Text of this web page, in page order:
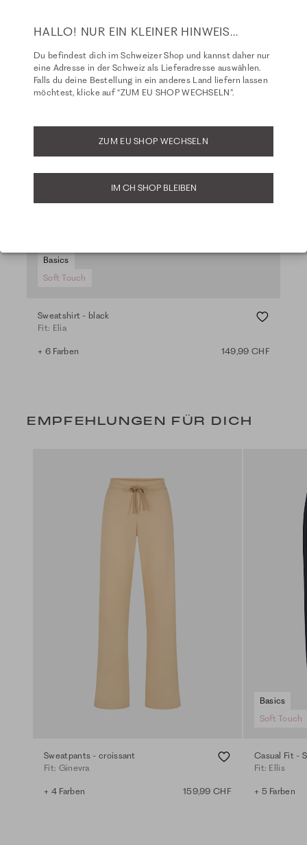
Basics
Soft Touch
Sweatshirt - black
Fit: Elia
+ 6 Farben 149,99 CHF
EMPFEHLUNGEN FÜR DICH
Sweatpants - croissant
Fit: Ginevra
+ 4 Farben 159,99 CHF
Basics
Soft Touch
Casual Fit -
Fit: Ellis
+ 5 Farben
HALLO! NUR EIN KLEINER HINWEIS...
Du befindest dich im Schweizer Shop und kannst daher nur
eine Adresse in der Schweiz als Lieferadresse auswählen.
Falls du deine Bestellung in ein anderes Land liefern lassen
möchtest, klicke auf “ZUM EU SHOP WECHSELN”.
ZUM EU SHOP WECHSELN
IM CH SHOP BLEIBEN